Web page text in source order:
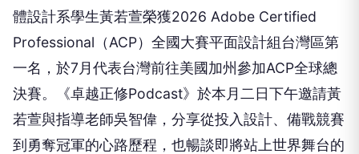
體設計系學生黃若萱榮獲2026 Adobe Certified
Professional（ACP）全國大賽平面設計組台灣區第
一名，於7月代表台灣前往美國加州參加ACP全球總
決賽。《卓越正修Podcast》於本月二日下午邀請黃
若萱與指導老師吳智偉，分享從投入設計、備戰競賽
到勇奪冠軍的心路歷程，也暢談即將站上世界舞台的